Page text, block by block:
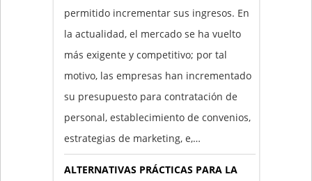
permitido incrementar sus ingresos. En
la actualidad, el mercado se ha vuelto
más exigente y competitivo; por tal
motivo, las empresas han incrementado
su presupuesto para contratación de
personal, establecimiento de convenios,
estrategias de marketing, e,…
ALTERNATIVAS PRÁCTICAS PARA LA